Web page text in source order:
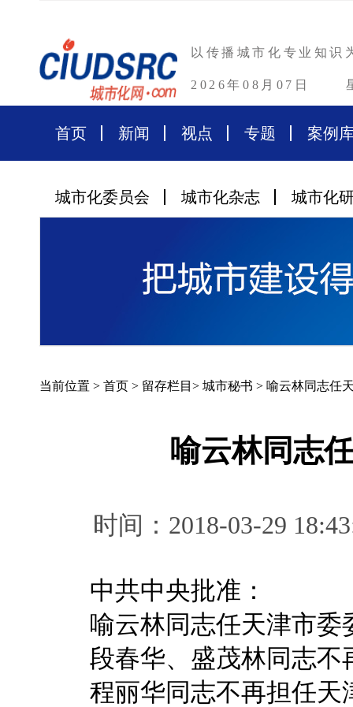
以传播城市化专业知识
2026年08月07日
首页 新闻 视点 专题 案例
城市化委员会 城市化杂志 城市化
当前位置 > 首页 > 留存栏目 > 城市秘书 > 喻云林同志任
喻云林同志
时间：2018-03-29
中共中央批准：
喻云林同志任天津市委
段春华、盛茂林同志不
程丽华同志不再担任天